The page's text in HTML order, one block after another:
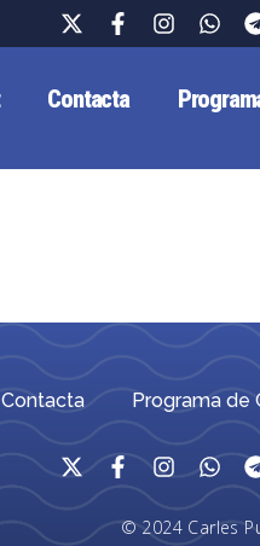
Contacta
Contacta Programa de
© 2024 Carles